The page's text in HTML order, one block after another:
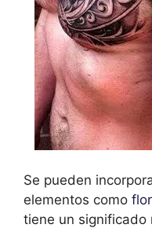
Se pueden
elementos como
tiene un significado